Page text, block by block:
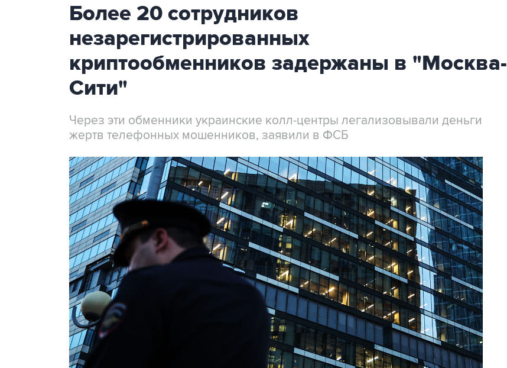
Более 20 сотрудников
незарегистрированных
криптообменников задержаны в "Москва-
Сити"
Через эти обменники украинские колл-центры легализовывали деньги
жертв телефонных мошенников, заявили в ФСБ